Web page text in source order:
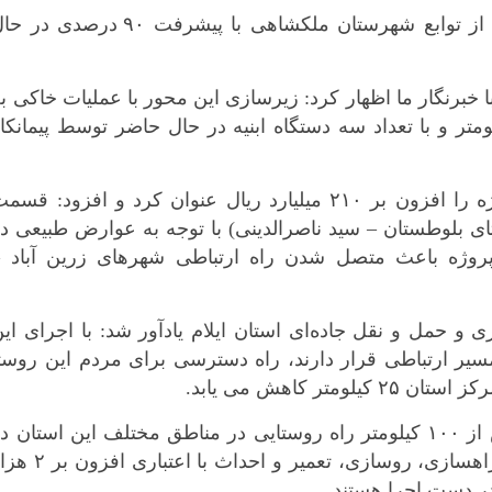
فیلم
گالری
اینفوگرافی
صوت و فیلم
آذربایجان
آذربایجان
البرز
ایلام
عملیات اجرایی راه روستایی “بلوطستان” از توابع شهرستان ملکشاهی با پیشرفت ۹۰
ما اظهار کرد: زیرسازی این محور با عملیات خاکی
و با تعداد سه دستگاه ابنیه در حال حاضر توسط
وی اعتبار هزینه شده برای اجرای این پروژه را افزون بر ۲۱۰ میلیارد ریال عنوان کرد و افزود:
بلوطستان – سید ناصرالدینی) با توجه به عوارض طبیعی
پروژه باعث متصل شدن راه ارتباطی شهرهای زرین آباد
و حمل و نقل جاده‌ای استان ایلام یادآور شد: با اجرای
که در این مسیر ارتباطی قرار دارند، راه دسترسی برای مردم این
کاهش می یابد.
دشتی پور با بیان اینکه عملیات اجرایی بیش از ۱۰۰ کیلومتر راه روستایی در مناطق مختلف این استان
دست اقدام است، گفت: این راه‌ها شامل راهسازی، روسازی، تعمیر و احداث با